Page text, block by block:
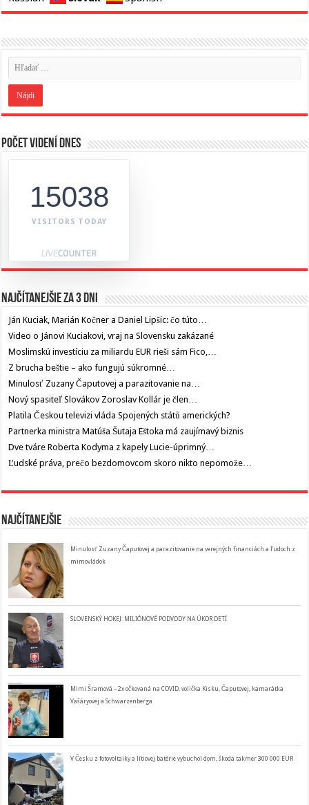
Počet videní dnes
15038
VISITORS TODAY
Najčítanejšie za 3 dni
Ján Kuciak, Marián Kočner a Daniel Lipšic: čo túto…
Video o Jánovi Kuciakovi, vraj na Slovensku zakázané
Moslimskú investíciu za miliardu EUR rieši sám Fico,…
Z brucha beštie – ako fungujú súkromné…
Minulosť Zuzany Čaputovej a parazitovanie na…
Nový spasiteľ Slovákov Zoroslav Kollár je člen…
Platila Českou televizi vláda Spojených států amerických?
Partnerka ministra Matúša Šutaja Eštoka má zaujímavý biznis
Dve tváre Roberta Kodyma z kapely Lucie-úprimný…
Ľudské práva, prečo bezdomovcom skoro nikto nepomože…
Najčítanejšie
Minulosť Zuzany Čaputovej a parazitovanie na verejných financiách a ľudoch z
mimovládok
SLOVENSKÝ HOKEJ: MILIÓNOVÉ PODVODY NA ÚKOR DETÍ
Mimi Šramová – 2x očkovaná na COVID, volička Kisku, Čaputovej, kamarátka
Vašáryovej a Schwarzenberga
V Česku z fotovoltaiky a lítiovej batérie vybuchol dom, škoda takmer 300 000 EUR